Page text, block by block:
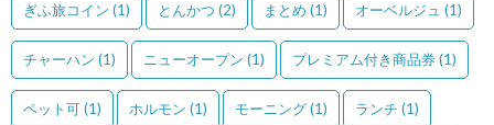
ぎふ旅コイン (1) とんかつ (2) まとめ (1) オーベルジュ (1)
チャーハン (1) ニューオープン (1) プレミアム付き商品券(1)
ペット可(1) ホルモン (1) モーニング(1) ランチ (1)